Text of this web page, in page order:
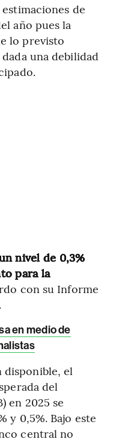
de
año pues la
lo previsto
una debilidad
nivel de 0,3%
para la
con su Informe
en medio de
el
del
en 2025 se
y 0,5%. Bajo este
central no